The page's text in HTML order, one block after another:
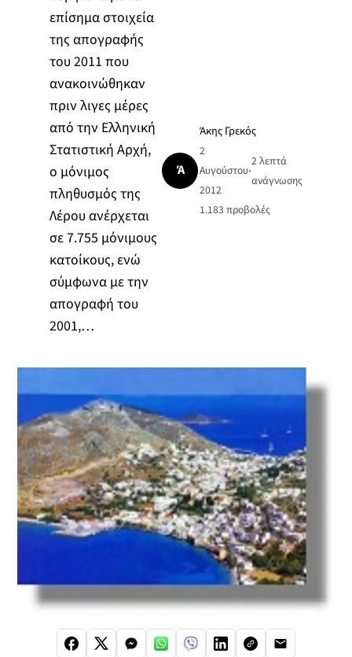
επίσημα στοιχεία
της απογραφής
του 2011 που
ανακοινώθηκαν
πριν λιγες μέρες
από την Ελληνική
Στατιστική Αρχή,
ο μόνιμος
πληθυσμός της
Λέρου ανέρχεται
σε 7.755 μόνιμους
κατοίκους, ενώ
σύμφωνα με την
απογραφή του
2001,…
Ά
Άκης Γρεκός
2
Αυγούστου
2012
•
2 λεπτά
ανάγνωσης
1.183 προβολές